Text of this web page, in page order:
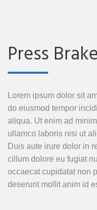
Press
Lorem ipsum dolor sit
do eiusmod tempor
aliqua. Ut enim ad
ullamco laboris nisi ut
Duis aute irure dolor in
cillum dolore eu fugiat
occaecat cupidatat non
deserunt mollit anim id